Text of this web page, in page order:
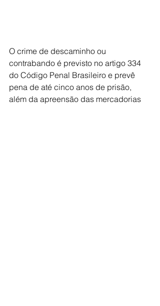
O crime de descaminho ou
contrabando é previsto no artigo 334
do Código Penal Brasileiro e prevê
pena de até cinco anos de prisão,
além da apreensão das mercadorias